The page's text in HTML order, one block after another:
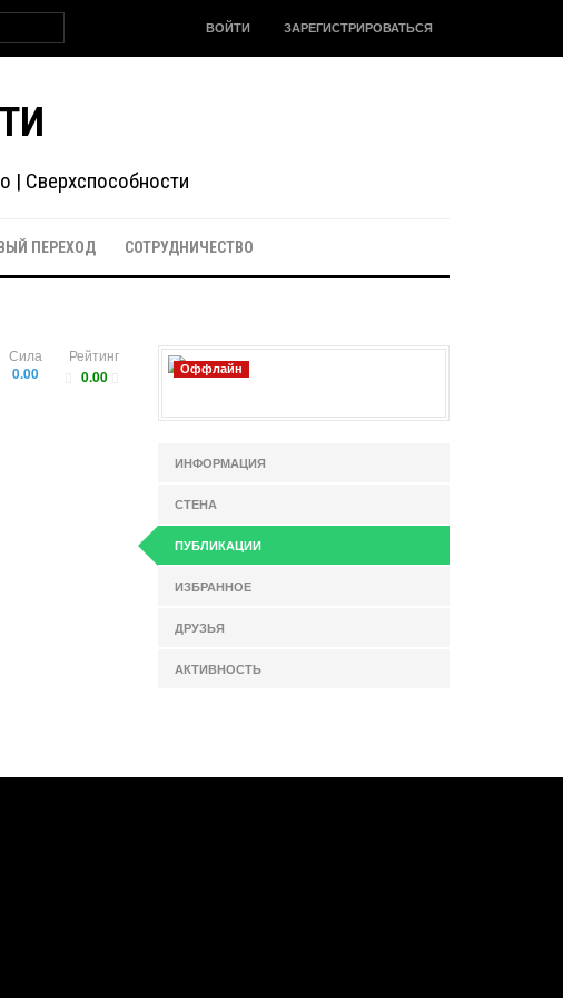
ВОЙТИ ЗАРЕГИСТРИРОВАТЬСЯ
| Сверхспособности
ПЕРЕХОД СОТРУДНИЧЕСТВО
Рейтинг
0.00
Сила
0.00
Оффлайн
ИНФОРМАЦИЯ
СТЕНА
ПУБЛИКАЦИИ
ИЗБРАННОЕ
ДРУЗЬЯ
АКТИВНОСТЬ